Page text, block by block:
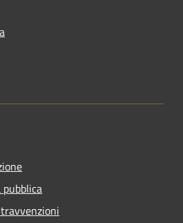
pubblica